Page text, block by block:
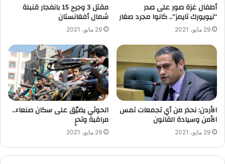
أطفال غزة صور على صدر
“نيويورك تايمز”.. كانوا مجرد صغار
29 مايو، 2021
‬شمال أفغانستان
29 مايو، 2021
الأردن: نحذر من أي تجمعات تمس
الأمن وسيادة القانون
29 مايو، 2021
الحوثي يضيّق على سكان صنعاء..
مراقبة وتحرٍ
29 مايو، 2021